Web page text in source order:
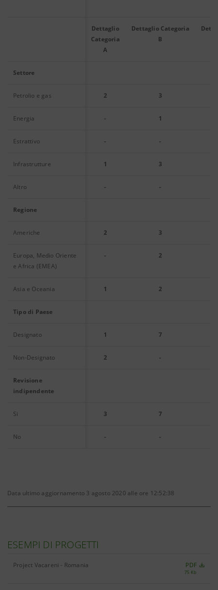
Dettaglio
Categoria
A
Dettaglio Categoria
B
Settore
Petrolio e gas 2 3
Energia - 1
Estrattivo - -
Infrastrutture 1 3
Altro - -
Regione
Americhe 2 3
Europa, Medio Oriente
e Africa (EMEA)
- 2
Asia e Oceania 1 2
Tipo di Paese
Designato 1 7
Non-Designato 2 -
Revisione
indipendente
Si 3 7
No - -
Data ultimo aggiornamento 3 agosto 2020 alle ore 12:52:38
ESEMPI DI PROGETTI
Project Vacareni - Romania PDF
75 Kb